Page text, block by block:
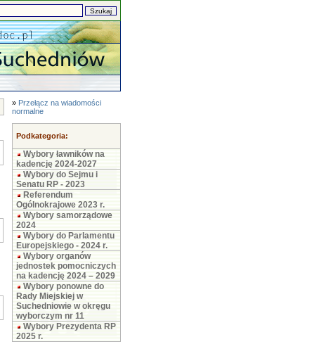
» Przełącz na wiadomości
normalne
Podkategoria:
Wybory ławników na
kadencję 2024-2027
Wybory do Sejmu i
Senatu RP - 2023
Referendum
Ogólnokrajowe 2023 r.
Wybory samorządowe
2024
Wybory do Parlamentu
Europejskiego - 2024 r.
Wybory organów
jednostek pomocniczych
na kadencję 2024 – 2029
Wybory ponowne do
Rady Miejskiej w
Suchedniowie w okręgu
wyborczym nr 11
Wybory Prezydenta RP
2025 r.